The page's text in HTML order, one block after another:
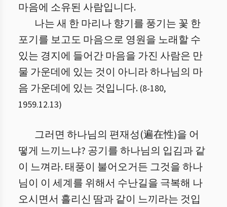
마음에 소유된 사람입니다.
나는 새 한 마리나 향기를 풍기는 꽃 한
포기를 보고도 마음으로 영원을 노래할 수
있는 경지에 들어간 마음을 가진 사람은 만
물 가운데에 있는 것이 아니라 하나님의 마
음 가운데에 있는 것입니다. (8-180,
1959.12.13)
그러면 하나님의 편재성(遍在性)을 어
떻게 느끼느냐? 공기를 하나님의 입김과 같
이 느껴라. 태풍이 불어오거든 그것을 하나
님이 이 세계를 위해서 수난길을 극복해 나
오시면서 흘리신 땀과 같이 느끼라는 것입